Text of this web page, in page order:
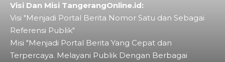
Visi Dan Misi TangerangOnline.id:
Visi "Menjadi Portal Berita Nomor Satu dan Sebagai
Referensi Publik"
Misi "Menjadi Portal Berita Yang Cepat dan
Terpercaya. Melayani Publik Dengan Berbagai